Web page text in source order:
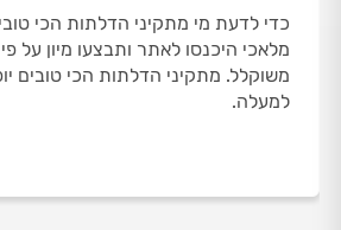
כדי לדעת מי מתקיני הדלתות הכי
מלאכי היכנסו לאתר ותבצעו מיון על פי
משוקלל. מתקיני הדלתות הכי טובים
למעלה.